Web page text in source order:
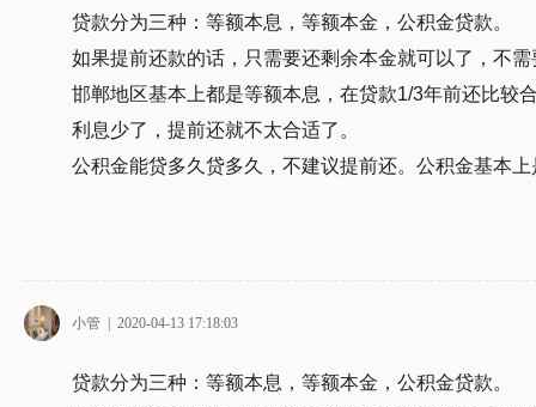
贷款分为三种：等额本息，等额本金，公积金贷款。
如果提前还款的话，只需要还剩余本金就可以了，不
邯郸地区基本上都是等额本息，在贷款1/3年前还比较
利息少了，提前还就不太合适了。
公积金能贷多久贷多久，不建议提前还。公积金基本
小管 2020-04-13 17:18:03
贷款分为三种：等额本息，等额本金，公积金贷款。